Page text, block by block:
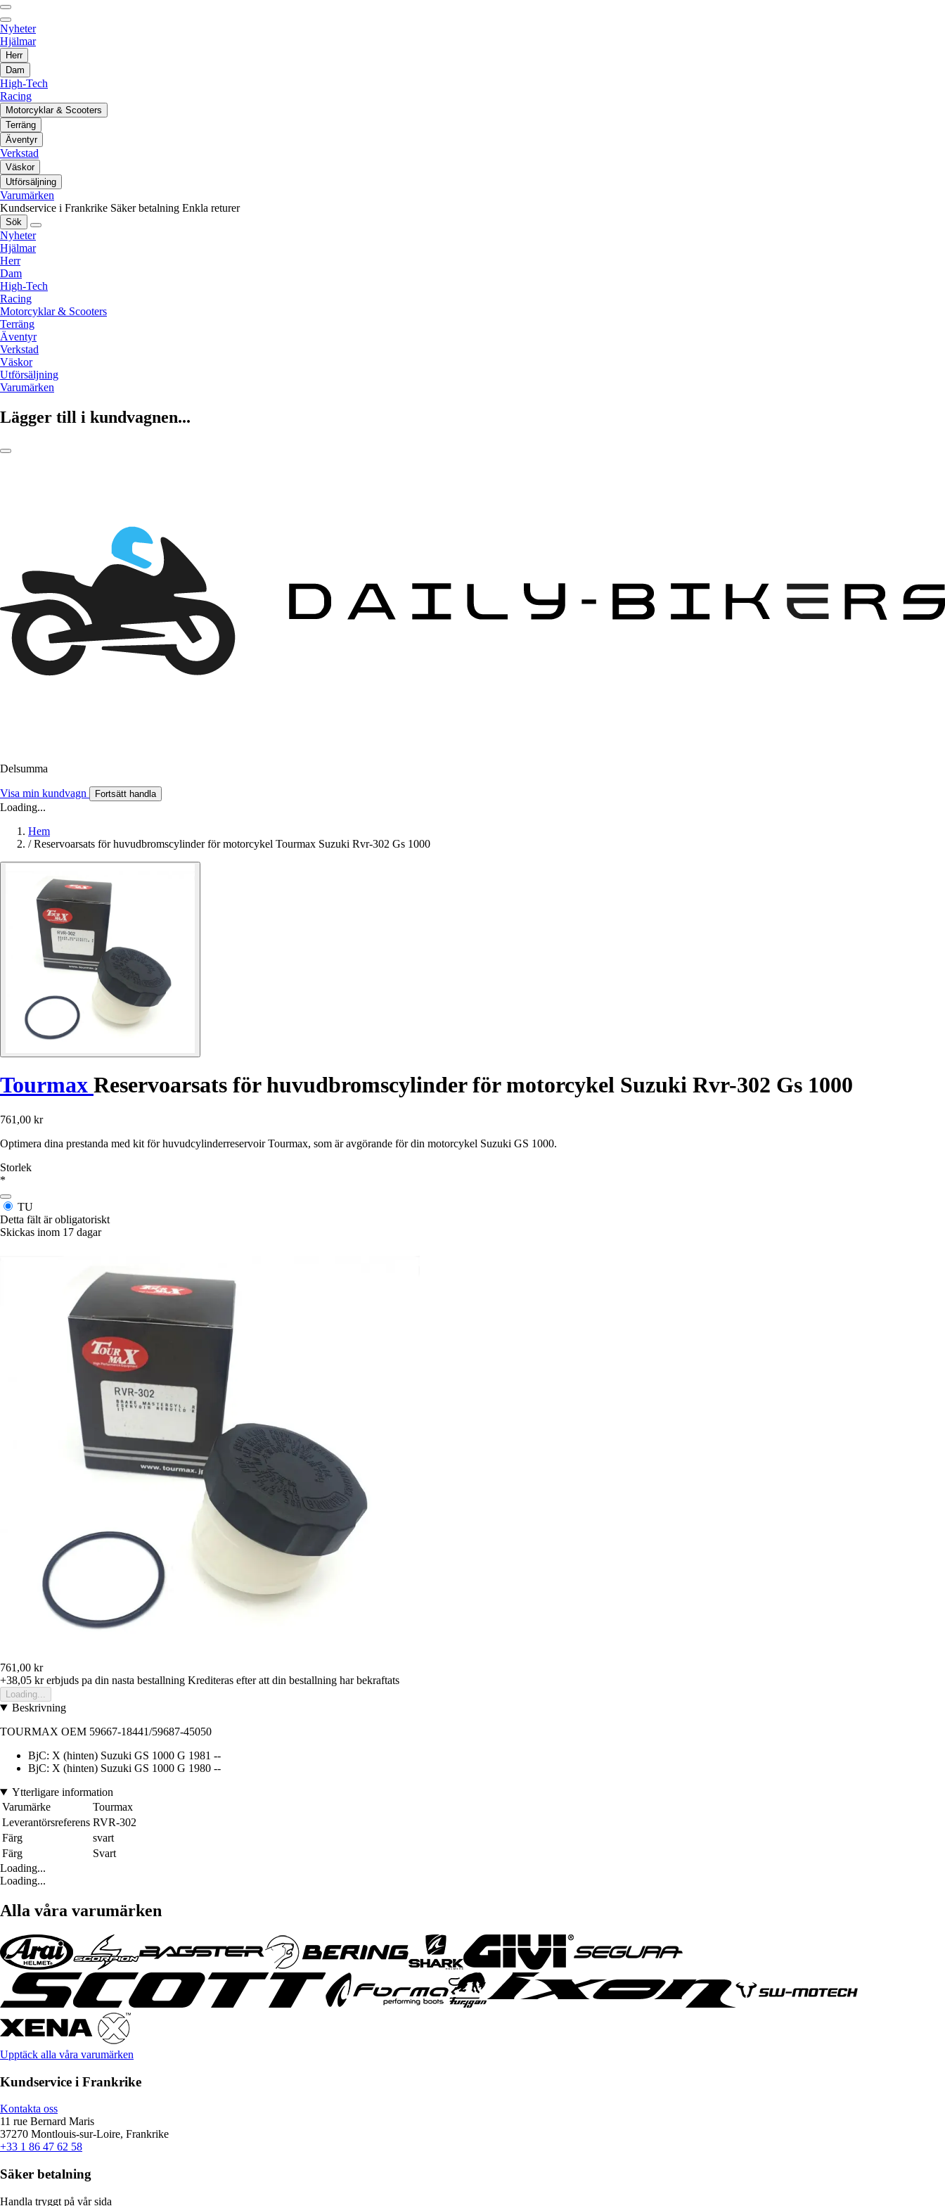
Nyheter
Hjälmar
Herr
Dam
High-Tech
Racing
Motorcyklar & Scooters
Terräng
Äventyr
Verkstad
Väskor
Utförsäljning
Varumärken
Kundservice i Frankrike Säker betalning Enkla returer
Sök
Nyheter
Hjälmar
Herr
Dam
High-Tech
Racing
Motorcyklar & Scooters
Terräng
Äventyr
Verkstad
Väskor
Utförsäljning
Varumärken
Lägger till i kundvagnen...
Delsumma
Visa min kundvagn Fortsätt handla
Loading...
Hem
/ Reservoarsats för huvudbromscylinder för motorcykel Tourmax Suzuki Rvr-302 Gs 1000
Tourmax Reservoarsats för huvudbromscylinder för motorcykel Suzuki Rvr-302 Gs 1000
761,00 kr
Optimera dina prestanda med kit för huvudcylinderreservoir Tourmax, som är avgörande för din motorcykel Suzuki GS 1000.
Storlek
*
TU
Detta fält är obligatoriskt
Skickas inom 17 dagar
761,00 kr
+38,05 krerbjuds pa din nasta bestallning Krediteras efter att din bestallning har bekraftats
Loading...
Beskrivning
TOURMAX OEM 59667-18441/59687-45050
BjC: X (hinten) Suzuki GS 1000 G 1981 --
BjC: X (hinten) Suzuki GS 1000 G 1980 --
Ytterligare information
Varumärke
Tourmax
Leverantörsreferens RVR-302
Färg
svart
Färg
Svart
Loading...
Loading...
Alla våra varumärken
Upptäck alla våra varumärken
Kundservice i Frankrike
Kontakta oss
11 rue Bernard Maris
37270 Montlouis-sur-Loire, Frankrike
+33 1 86 47 62 58
Säker betalning
Handla tryggt på vår sida